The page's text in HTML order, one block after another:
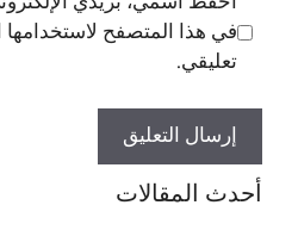
في هذا المتصفح لاستخدامها
تعليقي.
أحدث المقالات